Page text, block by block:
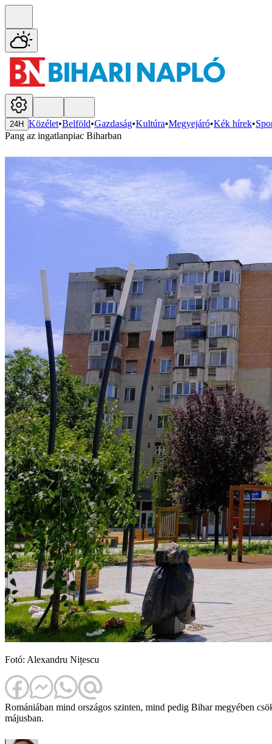
24H Közélet•Belföld•Gazdaság•Kultúra•Megyejáró•Kék hírek•
Pang az ingatlanpiac Biharban
Fotó: Alexandru Nițescu
Romániában mind országos szinten, mind pedig Bihar megyében
májusban.